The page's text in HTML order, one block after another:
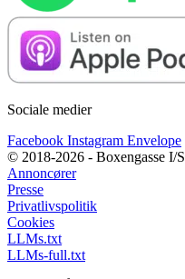
Sociale medier
Facebook Instagram Envelope
© 2018-2026 - Boxengasse I/S
Annoncører
Presse
Privatlivspolitik
Cookies
LLMs.txt
LLMs-full.txt